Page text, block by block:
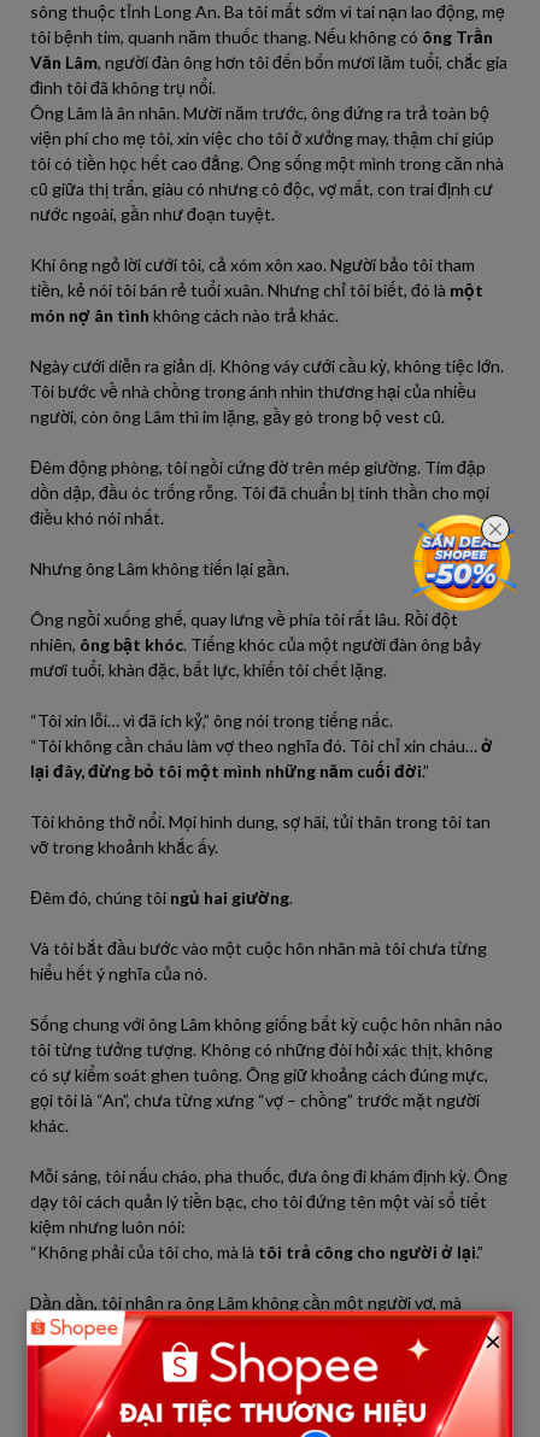
sông thuộc tỉnh Long An. Ba tôi mất sớm vì tai nạn lao động, mẹ
tôi bệnh tim, quanh năm thuốc thang. Nếu không có ông Trần
Văn Lâm, người đàn ông hơn tôi đến bốn mươi lăm tuổi, chắc gia
đình tôi đã không trụ nổi.
Ông Lâm là ân nhân. Mười năm trước, ông đứng ra trả toàn bộ
viện phí cho mẹ tôi, xin việc cho tôi ở xưởng may, thậm chí giúp
tôi có tiền học hết cao đẳng. Ông sống một mình trong căn nhà
cũ giữa thị trấn, giàu có nhưng cô độc, vợ mất, con trai định cư
nước ngoài, gần như đoạn tuyệt.
Khi ông ngỏ lời cưới tôi, cả xóm xôn xao. Người bảo tôi tham
tiền, kẻ nói tôi bán rẻ tuổi xuân. Nhưng chỉ tôi biết, đó là một
món nợ ân tình không cách nào trả khác.
Ngày cưới diễn ra giản dị. Không váy cưới cầu kỳ, không tiệc lớn.
Tôi bước về nhà chồng trong ánh nhìn thương hại của nhiều
người, còn ông Lâm thì im lặng, gầy gò trong bộ vest cũ.
Đêm động phòng, tôi ngồi cứng đờ trên mép giường. Tim đập
dồn dập, đầu óc trống rỗng. Tôi đã chuẩn bị tinh thần cho mọi
điều khó nói nhất.
Nhưng ông Lâm không tiến lại gần.
Ông ngồi xuống ghế, quay lưng về phía tôi rất lâu. Rồi đột
nhiên, ông bật khóc. Tiếng khóc của một người đàn ông bảy
mươi tuổi, khàn đặc, bất lực, khiến tôi chết lặng.
“Tôi xin lỗi… vì đã ích kỷ,” ông nói trong tiếng nấc.
“Tôi không cần cháu làm vợ theo nghĩa đó. Tôi chỉ xin cháu…ở
lại đây, đừng bỏ tôi một mình những năm cuối đời.”
Tôi không thở nổi. Mọi hình dung, sợ hãi, tủi thân trong tôi tan
vỡ trong khoảnh khắc ấy.
Đêm đó, chúng tôi ngủ hai giường.
Và tôi bắt đầu bước vào một cuộc hôn nhân mà tôi chưa từng
hiểu hết ý nghĩa của nó.
Sống chung với ông Lâm không giống bất kỳ cuộc hôn nhân nào
tôi từng tưởng tượng. Không có những đòi hỏi xác thịt, không
có sự kiểm soát ghen tuông. Ông giữ khoảng cách đúng mực,
gọi tôi là “An”, chưa từng xưng “vợ – chồng” trước mặt người
khác.
Mỗi sáng, tôi nấu cháo, pha thuốc, đưa ông đi khám định kỳ. Ông
dạy tôi cách quản lý tiền bạc, cho tôi đứng tên một vài sổ tiết
kiệm nhưng luôn nói:
“Không phải của tôi cho, mà là tôi trả công cho người ở lại.”
Dần dần, tôi nhận ra ông Lâm không cần một người vợ, mà
cầnmột gia đình
Ông kể về người vợ quá cố – bà mất vì ung thư, những năm cuối
đời đau đớn và cô độc giống ông bây giờ. Con trai ông trách cha
nhu nhược, bỏ đi nước ngoài, cắt liên lạc hơn mười năm. Căn nhà
×